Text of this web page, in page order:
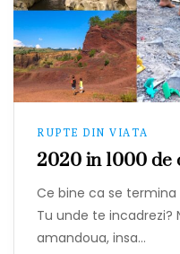
RUPTE DIN VIATA
2020 in 1000 de
Ce bine ca se
Tu unde te incadrezi?
amandoua, insa…